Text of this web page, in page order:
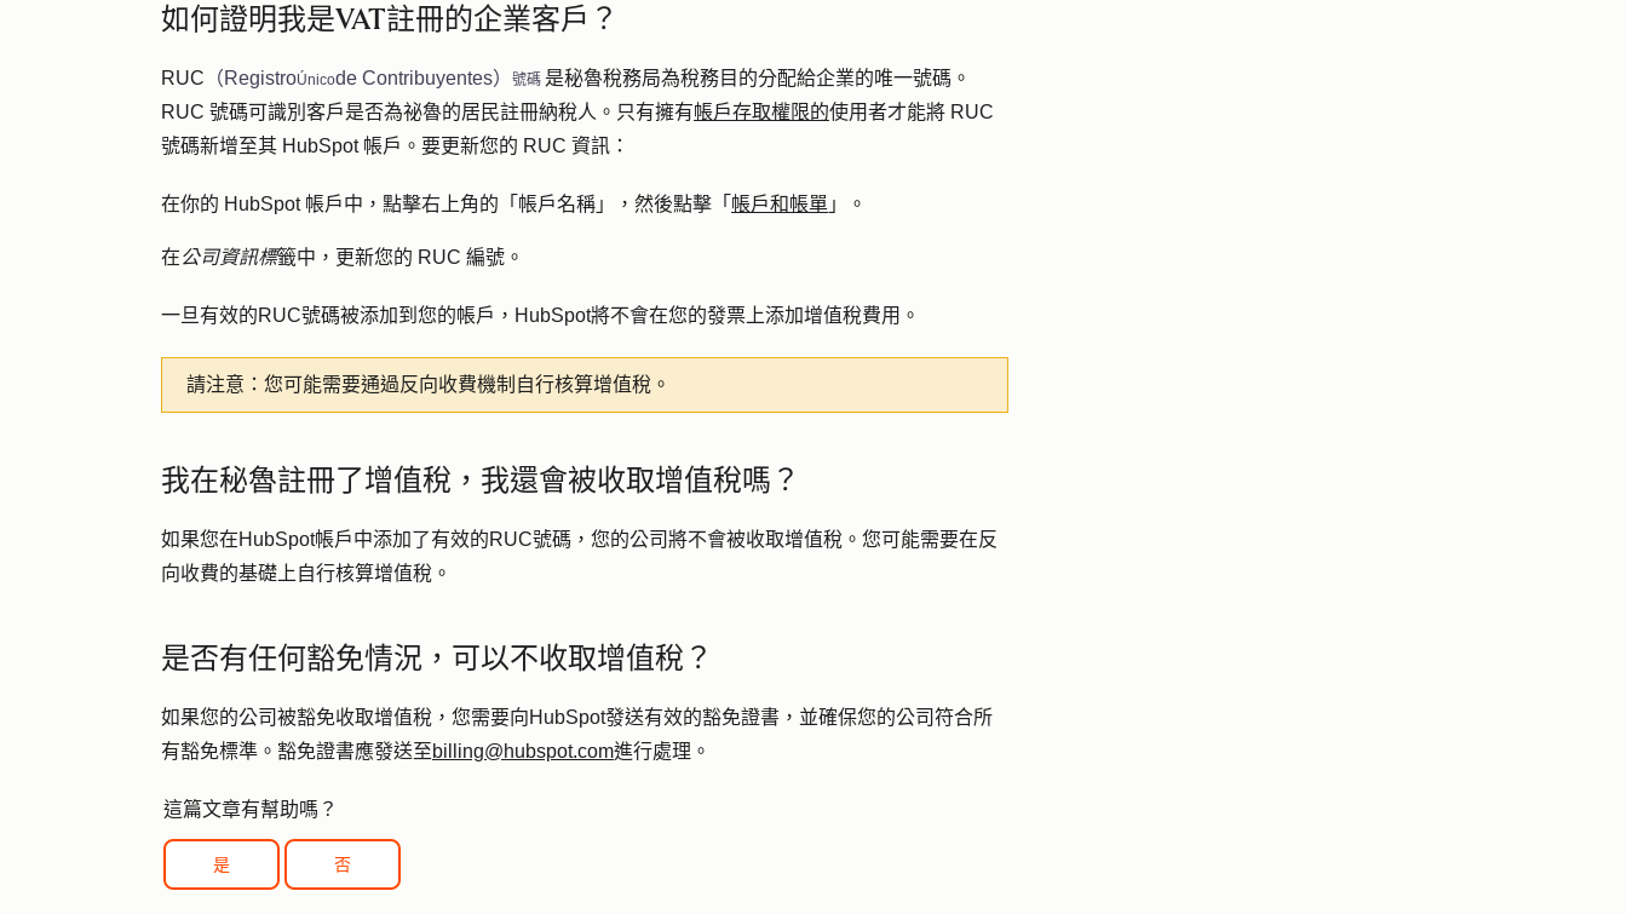
如何證明我是VAT註冊的企業客戶？
RUC （RegistroÚnicode Contribuyentes） 號碼 是秘魯稅務局為稅務目的分配給企業的唯一號碼。
RUC 號碼可識別客戶是否為祕魯的居民註冊納稅人。只有擁有帳戶存取權限的使用者才能將 RUC
號碼新增至其 HubSpot 帳戶。要更新您的 RUC 資訊：
在你的 HubSpot 帳戶中，點擊右上角的「帳戶名稱」，然後點擊「 帳戶和帳單 」。
在公司資訊標籤中，更新您的 RUC 編號。
一旦有效的RUC號碼被添加到您的帳戶，HubSpot將不會在您的發票上添加增值稅費用。
請注意： 您可能需要通過反向收費機制自行核算增值稅。
我在秘魯註冊了增值稅，我還會被收取增值稅嗎？
如果您在HubSpot帳戶中添加了有效的RUC號碼，您的公司將不會被收取增值稅。您可能需要在反
向收費的基礎上自行核算增值稅。
是否有任何豁免情況，可以不收取增值稅？
如果您的公司被豁免收取增值稅，您需要向HubSpot發送有效的豁免證書，並確保您的公司符合所
有豁免標準。豁免證書應發送至billing@hubspot.com進行處理。
這篇文章有幫助嗎？
是 否